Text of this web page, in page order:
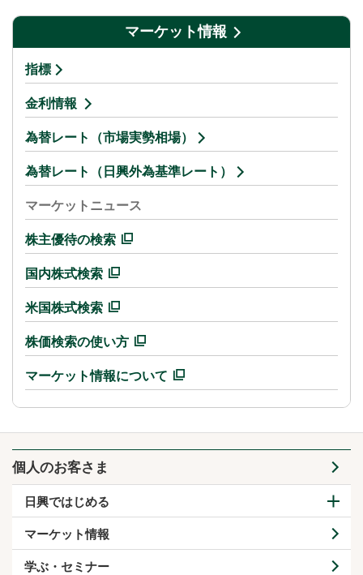
マーケット情報
指標
金利情報
為替レート（市場実勢相場）
為替レート（日興外為基準レート）
マーケットニュース
株主優待の検索
国内株式検索
米国株式検索
株価検索の使い方
マーケット情報について
個人のお客さま
日興ではじめる
マーケット情報
学ぶ・セミナー